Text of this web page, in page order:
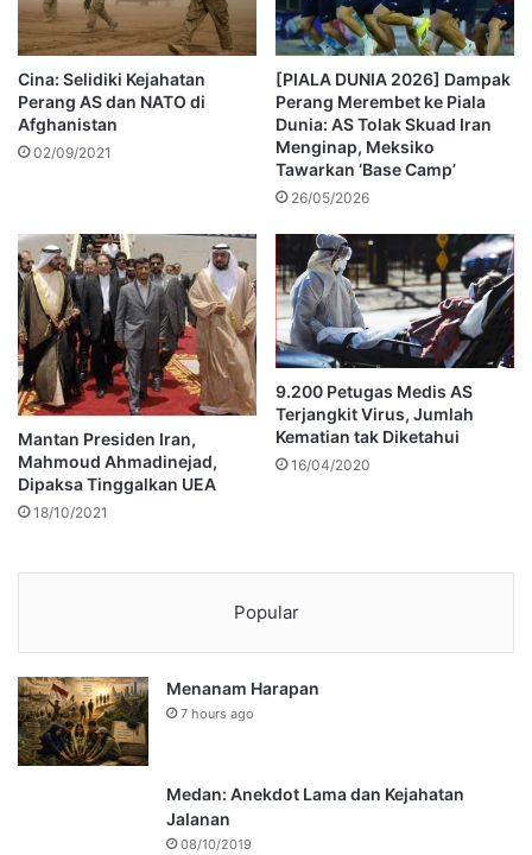
Cina: Selidiki Kejahatan
Perang AS dan NATO di
Afghanistan
02/09/2021
[PIALA DUNIA 2026] Dampak
Perang Merembet ke Piala
Dunia: AS Tolak Skuad Iran
Menginap, Meksiko
Tawarkan ‘Base Camp’
26/05/2026
Mantan Presiden Iran,
Mahmoud Ahmadinejad,
Dipaksa Tinggalkan UEA
18/10/2021
9.200 Petugas Medis AS
Terjangkit Virus, Jumlah
Kematian tak Diketahui
16/04/2020
Popular
Menanam Harapan
7 hours ago
Medan: Anekdot Lama dan Kejahatan
Jalanan
08/10/2019